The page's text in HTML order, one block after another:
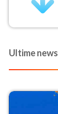
Ultime news